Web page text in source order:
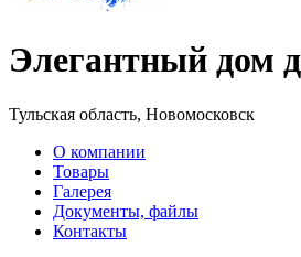
Элегантный дом
Тульская область, Новомосковск
О компании
Товары
Галерея
Документы, файлы
Контакты